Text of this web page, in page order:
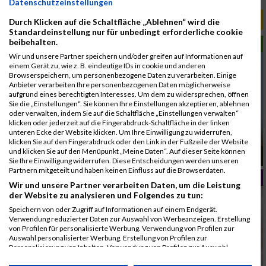
RELEVANTE ARTIKEL
Weltfrauentag bei MaxFunSports
Durch Klicken auf die Schaltfläche „Ablehnen“ wird die
Standardeinstellung nur für unbedingt erforderliche cookie
beibehalten.
Wir und unsere Partner speichern und/oder greifen auf Informationen auf
einem Gerät zu, wie z. B. eindeutige IDs in cookie und anderen
Browserspeichern, um personenbezogene Daten zu verarbeiten. Einige
Anbieter verarbeiten Ihre personenbezogenen Daten möglicherweise
aufgrund eines berechtigten Interesses. Um dem zu widersprechen, öffnen
Sie die „Einstellungen“. Sie können Ihre Einstellungen akzeptieren, ablehnen
oder verwalten, indem Sie auf die Schaltfläche „Einstellungen verwalten“
klicken oder jederzeit auf die Fingerabdruck-Schaltfläche in der linken
unteren Ecke der Website klicken. Um Ihre Einwilligung zu widerrufen,
klicken Sie auf den Fingerabdruck oder den Link in der Fußzeile der Website
und klicken Sie auf den Menüpunkt „Meine Daten“. Auf dieser Seite können
Sie Ihre Einwilligung widerrufen. Diese Entscheidungen werden unseren
Partnern mitgeteilt und haben keinen Einfluss auf die Browserdaten.
Wir und unsere Partner verarbeiten Daten, um die Leistung
der Website zu analysieren und Folgendes zu tun:
Speichern von oder Zugriff auf Informationen auf einem Endgerät.
Verwendung reduzierter Daten zur Auswahl von Werbeanzeigen. Erstellung
von Profilen für personalisierte Werbung. Verwendung von Profilen zur
Auswahl personalisierter Werbung. Erstellung von Profilen zur
Personalisierung von Inhalten. Verwendung von Profilen zur Auswahl